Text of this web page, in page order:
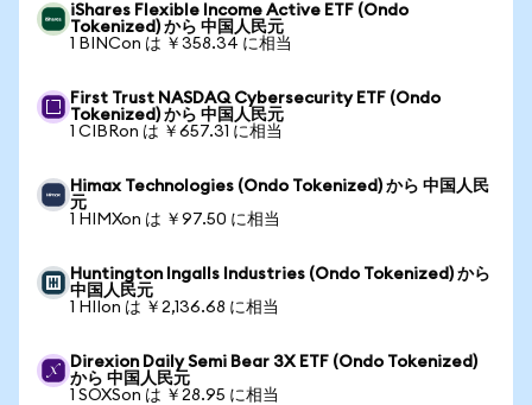
iShares Flexible Income Active ETF (Ondo
Tokenized) から 中国人民元
1 BINCon は ￥358.34 に相当
First Trust NASDAQ Cybersecurity ETF (Ondo
Tokenized) から 中国人民元
1 CIBRon は ￥657.31 に相当
Himax Technologies (Ondo Tokenized) から 中国人民
元
1 HIMXon は ￥97.50 に相当
Huntington Ingalls Industries (Ondo Tokenized) から
中国人民元
1 HIIon は ￥2,136.68 に相当
Direxion Daily Semi Bear 3X ETF (Ondo Tokenized)
から 中国人民元
1 SOXSon は ￥28.95 に相当